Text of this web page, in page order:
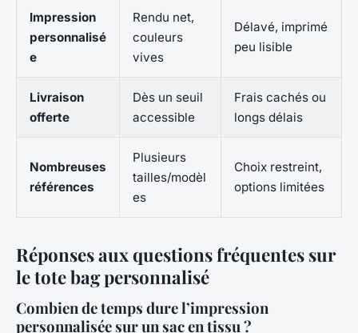
Impression
personnalisé
e
Rendu net,
couleurs
vives
Délavé, imprimé
peu lisible
Livraison
offerte
Dès un seuil
accessible
Frais cachés ou
longs délais
Nombreuses
références
Plusieurs
tailles/modèl
es
Choix restreint,
options limitées
Réponses aux questions fréquentes sur
le tote bag personnalisé
Combien de temps dure l’impression
personnalisée sur un sac en tissu ?